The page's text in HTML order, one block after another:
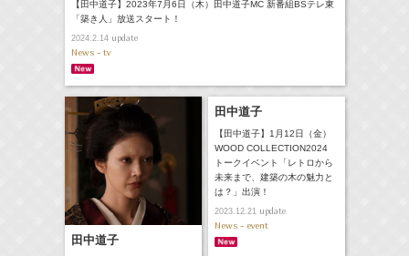
【田中道子】2023年7月6日（木）田中道子MC 新番組BSテレ東
「築き人」放送スタート！
2024.2.14update
News - tv
田中道子
田中道子
【田中道子】1月12日（金）
WOOD COLLECTION2024
トークイベント「レトロから
未来まで、建築の木の魅力と
は？」出演！
2023.12.21update
News - event